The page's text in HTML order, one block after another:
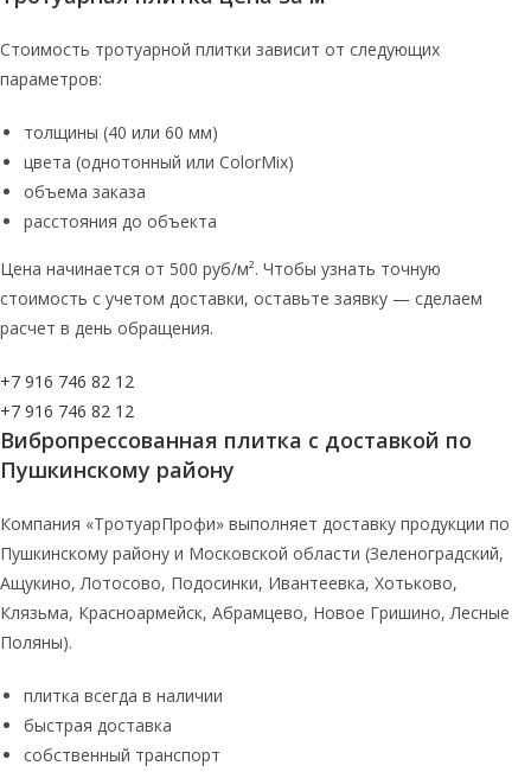
Стоимость тротуарной плитки зависит от следующих
параметров:
толщины (40 или 60 мм)
цвета (однотонный или ColorMix)
объема заказа
расстояния до объекта
Цена начинается от 500 руб/м². Чтобы узнать точную
стоимость с учетом доставки, оставьте заявку — сделаем
расчет в день обращения.
+7 916 746 82 12
+7 916 746 82 12
Вибропрессованная плитка с доставкой по
Пушкинскому району
Компания «ТротуарПрофи» выполняет доставку продукции по
Пушкинскому району и Московской области (Зеленоградский,
Ащукино, Лотосово, Подосинки, Ивантеевка, Хотьково,
Клязьма, Красноармейск, Абрамцево, Новое Гришино, Лесные
Поляны).
плитка всегда в наличии
быстрая доставка
собственный транспорт